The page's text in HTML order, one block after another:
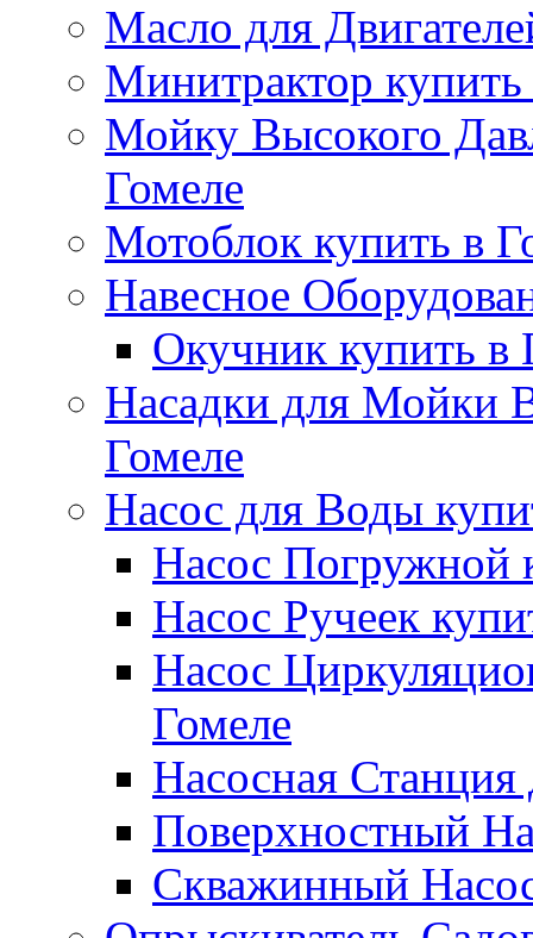
Масло для
Минитрактор купить
Мойку Высокого
Гомеле
Мотоблок купить в
Навесное
Окучник купить в
Насадки для Мойки
Гомеле
Насос для Воды
Насос Погружной
Насос Ручеек
Насос
Гомеле
Насосная
Поверхностный
Скважинный